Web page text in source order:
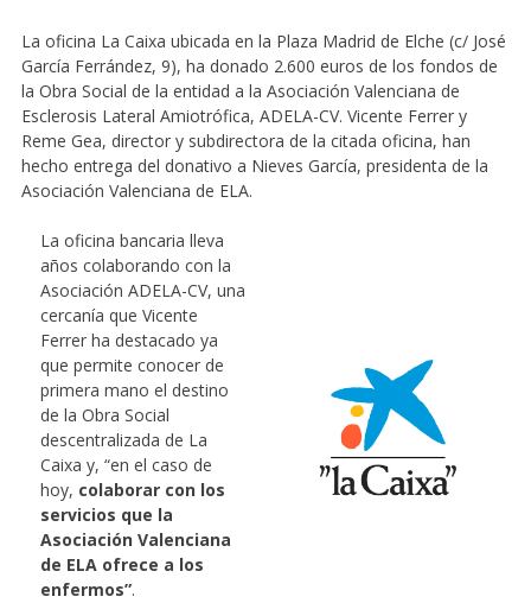
La oficina La Caixa ubicada en la Plaza Madrid de Elche (c/ José
García Ferrández, 9), ha donado 2.600 euros de los fondos de
la Obra Social de la entidad a la Asociación Valenciana de
Esclerosis Lateral Amiotrófica, ADELA-CV. Vicente Ferrer y
Reme Gea, director y subdirectora de la citada oficina, han
hecho entrega del donativo a Nieves García, presidenta de la
Asociación Valenciana de ELA.
La oficina bancaria lleva
años colaborando con la
Asociación ADELA-CV, una
cercanía que Vicente
Ferrer ha destacado ya
que permite conocer de
primera mano el destino
de la Obra Social
descentralizada de La
Caixa y, “en el caso de
hoy, colaborar con los
servicios que la
Asociación Valenciana
de ELA ofrece a los
enfermos”.